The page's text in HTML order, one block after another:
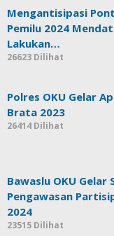
Mengantisipasi
Pemilu 2024
Lakukan…
26623 Dilihat
Polres OKU Gelar
Brata 2023
26414 Dilihat
Bawaslu OKU Gelar
Pengawasan
2024
23515 Dilihat